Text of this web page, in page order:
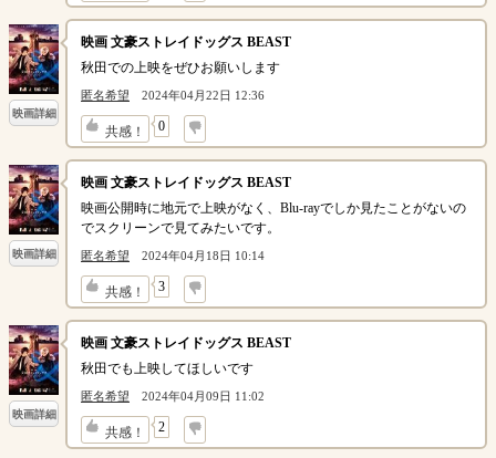
映画詳細
映画 文豪ストレイドッグス BEAST
秋田での上映をぜひお願いします
匿名希望 2024年04月22日 12:36
共感！ 0
↓
映画詳細
映画 文豪ストレイドッグス BEAST
映画公開時に地元で上映がなく、Blu-rayでしか見たことがないの
でスクリーンで見てみたいです。
匿名希望 2024年04月18日 10:14
共感！ 3
↓
映画詳細
映画 文豪ストレイドッグス BEAST
秋田でも上映してほしいです
匿名希望 2024年04月09日 11:02
共感！ 2
↓